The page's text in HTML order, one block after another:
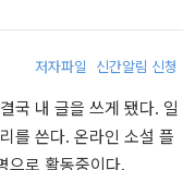
소설이 연재를 중단하자
고 깨어났더니 소설 속
저자파일 신간알림 신청
국 내 글을 쓰게 됐다. 일
를 쓴다. 온라인 소설 플
으로 활동중이다.